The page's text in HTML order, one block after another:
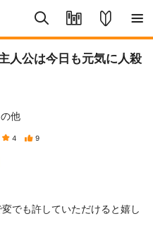
人公は今日も元気に人殺
他
4 9
でも許していただけると嬉し